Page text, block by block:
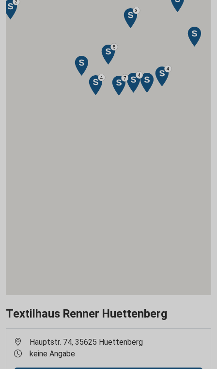
Textilhaus Renner Huettenberg
Hauptstr. 74, 35625 Huettenberg
keine Angabe